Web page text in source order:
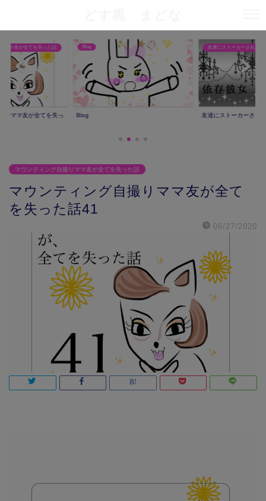
ママ友が全てを失った話
りママ友が全てを失っ
Blog
Blog
友達にストーカーされた話
友達にストーカーされ
マウンティング自撮りママ友が全てを失った話
マウンティング自撮りママ友が全て
を失った話41
06/27/2020